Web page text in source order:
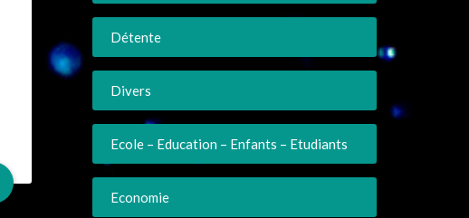
Détente
Divers
Ecole – Education – Enfants – Etudiants
Economie